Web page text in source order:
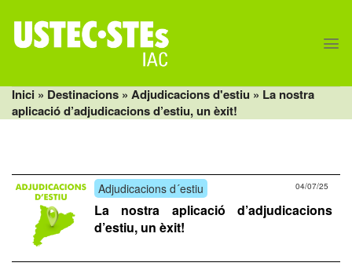
content
Inici » Destinacions » Adjudicacions d'estiu » La nostra
aplicació d’adjudicacions d’estiu, un èxit!
Adjudicacions d´estiu 04/07/25
La nostra aplicació d’adjudicacions
d’estiu, un èxit!